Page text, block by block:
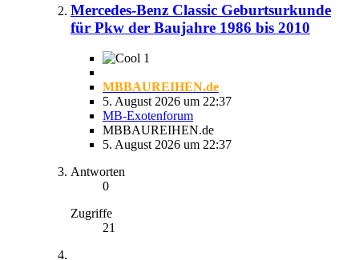
Mercedes-Benz Classic Geburtsurkunde
für Pkw der Baujahre 1986 bis 2010
1
MBBAUREIHEN.de
5. August 2026 um 22:37
MB-Exotenforum
MBBAUREIHEN.de
5. August 2026 um 22:37
Antworten
0
Zugriffe
21